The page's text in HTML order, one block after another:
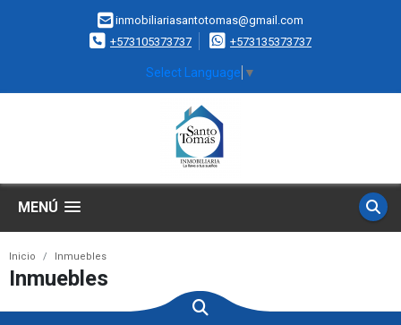
inmobiliariasantotomas@gmail.com
+573105373737
+573135373737
Select Language ▼
MENÚ
Inicio Inmuebles
Inmuebles